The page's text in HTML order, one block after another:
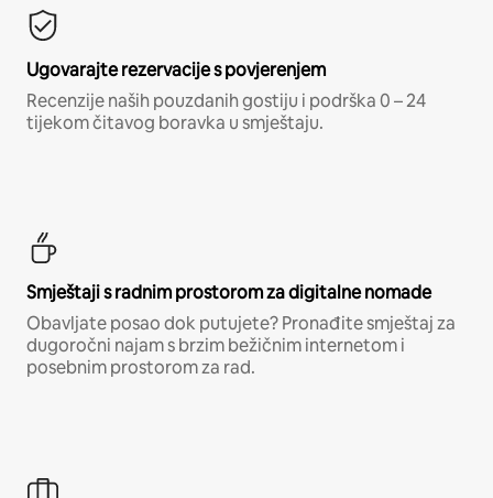
Ugovarajte rezervacije s povjerenjem
Recenzije naših pouzdanih gostiju i podrška 0 – 24
tijekom čitavog boravka u smještaju.
Smještaji s radnim prostorom za digitalne nomade
Obavljate posao dok putujete? Pronađite smještaj za
dugoročni najam s brzim bežičnim internetom i
posebnim prostorom za rad.